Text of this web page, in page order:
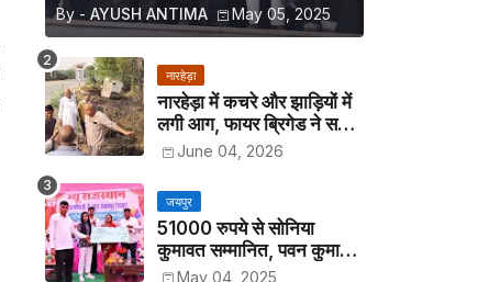
By - AYUSH ANTIMA May 05, 2025
नारहेड़ा
नारहेड़ा में कचरे और झाड़ियों में
लगी आग, फायर ब्रिगेड ने समय
रहते पाया काबू
June 04, 2026
जयपुर
51000 रुपये से सोनिया
कुमावत सम्मानित, पवन कुमावत
व अन्य छात्रों को मिला लैपटॉप
May 04, 2025